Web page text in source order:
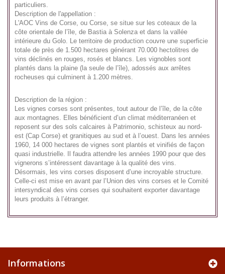
particuliers.
Description de l'appellation :
L'AOC Vins de Corse, ou Corse, se situe sur les coteaux de la
côte orientale de l’île, de Bastia à Solenza et dans la vallée
intérieure du Golo. Le territoire de production couvre une superficie
totale de près de 1.500 hectares générant 70.000 hectolitres de
vins déclinés en rouges, rosés et blancs. Les vignobles sont
plantés dans la plaine (la seule de l’île), adossés aux arrêtes
rocheuses qui culminent à 1.200 mètres.
Description de la région :
Les vignes corses sont présentes, tout autour de l’île, de la côte
aux montagnes. Elles bénéficient d’un climat méditerranéen et
reposent sur des sols calcaires à Patrimonio, schisteux au nord-
est (Cap Corse) et granitiques au sud et à l’ouest. Dans les années
1960, 14 000 hectares de vignes sont plantés et vinifiés de façon
quasi industrielle. Il faudra attendre les années 1990 pour que des
vignerons s’intéressent davantage à la qualité des vins.
Désormais, les vins corses disposent d’une incroyable structure.
Celle-ci est mise en avant par l’Union des vins corses et le Comité
intersyndical des vins corses qui souhaitent exporter davantage
leurs produits à l’étranger.
Informations